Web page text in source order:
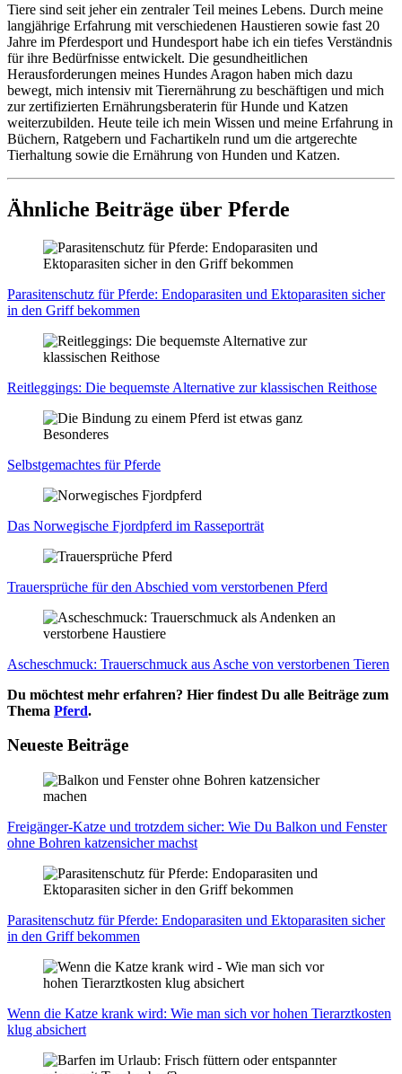
Tiere sind seit jeher ein zentraler Teil meines Lebens. Durch meine
langjährige Erfahrung mit verschiedenen Haustieren sowie fast 20
Jahre im Pferdesport und Hundesport habe ich ein tiefes Verständnis
für ihre Bedürfnisse entwickelt. Die gesundheitlichen
Herausforderungen meines Hundes Aragon haben mich dazu
bewegt, mich intensiv mit Tierernährung zu beschäftigen und mich
zur zertifizierten Ernährungsberaterin für Hunde und Katzen
weiterzubilden. Heute teile ich mein Wissen und meine Erfahrung in
Büchern, Ratgebern und Fachartikeln rund um die artgerechte
Tierhaltung sowie die Ernährung von Hunden und Katzen.
Ähnliche Beiträge über Pferde
Para­si­ten­schutz für Pfer­de: Endo­pa­ra­si­ten und Ekto­p­a­ra­si­ten sicher
in den Griff bekom­men
Reit­leg­gings: Die bequems­te Alter­na­ti­ve zur klas­si­schen Reit­ho­se
Selbst­ge­mach­tes für Pfer­de
Das Nor­we­gi­sche Fjord­pferd im Ras­se­por­trät
Trau­er­sprü­che für den Abschied vom ver­stor­be­nen Pferd
Asche­schmuck: Trau­er­schmuck aus Asche von ver­stor­be­nen Tie­ren
Du möchtest mehr erfahren? Hier findest Du alle Beiträge zum
Thema Pferd.
Neueste Beiträge
Frei­gän­ger-Kat­ze und trotz­dem sicher: Wie Du Bal­kon und Fens­ter
ohne Boh­ren kat­zen­si­cher machst
Para­si­ten­schutz für Pfer­de: Endo­pa­ra­si­ten und Ekto­p­a­ra­si­ten sicher
in den Griff bekom­men
Wenn die Kat­ze krank wird: Wie man sich vor hohen Tier­arzt­kos­ten
klug absi­chert